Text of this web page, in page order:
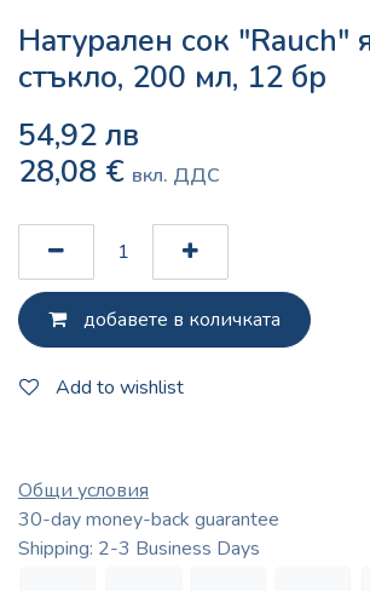
Натурален сок "Rauch"
стъкло, 200 мл, 12 бр
54,92 лв
28,08 € вкл. ДДС
добавете в количката
Add to wishlist
Общи условия
30-day money-back guarantee
Shipping: 2-3 Business Days